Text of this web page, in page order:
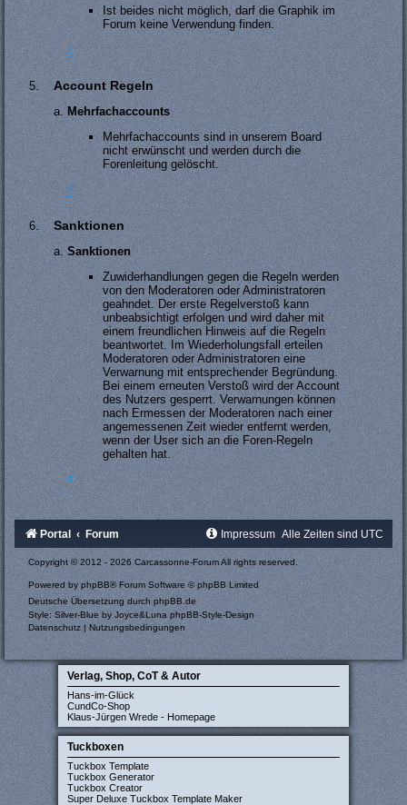
Ist beides nicht möglich, darf die Graphik im
Forum keine Verwendung finden.
#
Account Regeln
Mehrfachaccounts
Mehrfachaccounts sind in unserem Board
nicht erwünscht und werden durch die
Forenleitung gelöscht.
#
Sanktionen
Sanktionen
Zuwiderhandlungen gegen die Regeln werden
von den Moderatoren oder Administratoren
geahndet. Der erste Regelverstoß kann
unbeabsichtigt erfolgen und wird daher mit
einem freundlichen Hinweis auf die Regeln
beantwortet. Im Wiederholungsfall erteilen
Moderatoren oder Administratoren eine
Verwarnung mit entsprechender Begründung.
Bei einem erneuten Verstoß wird der Account
des Nutzers gesperrt. Verwarnungen können
nach Ermessen der Moderatoren nach einer
angemessenen Zeit wieder entfernt werden,
wenn der User sich an die Foren-Regeln
gehalten hat.
#
Portal Forum Alle Zeiten sind UTC
Impressum
Copyright © 2012 - 2026 Carcassonne-Forum All rights reserved.
Powered byphpBB® Forum Software © phpBB Limited
Deutsche Übersetzung durchphpBB.de
Style: Silver-Blue by Joyce&Luna phpBB-Style-Design
Datenschutz |Nutzungsbedingungen
Verlag, Shop, CoT & Autor
Hans-im-Glück
CundCo-Shop
Klaus-Jürgen Wrede - Homepage
Tuckboxen
Tuckbox Template
Tuckbox Generator
Tuckbox Creator
Super Deluxe Tuckbox Template Maker